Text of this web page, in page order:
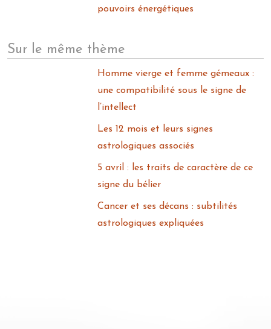
pouvoirs énergétiques
Sur le même thème
Homme vierge et femme gémeaux :
une compatibilité sous le signe de
l’intellect
Les 12 mois et leurs signes
astrologiques associés
5 avril : les traits de caractère de ce
signe du bélier
Cancer et ses décans : subtilités
astrologiques expliquées